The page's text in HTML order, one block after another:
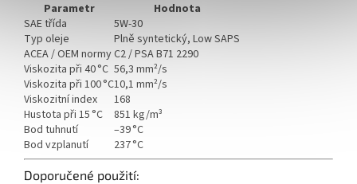
Parametr
Hodnota
SAE třída
5W-30
Typ oleje
Plně syntetický, Low SAPS
ACEA / OEM normyC2 / PSA B71 2290
Viskozita při 40 °C 56,3 mm²/s
Viskozita při 100 °C10,1 mm²/s
Viskozitní index
168
Hustota při 15 °C
851 kg/m³
Bod tuhnutí
–39 °C
Bod vzplanutí
237 °C
Doporučené použití: